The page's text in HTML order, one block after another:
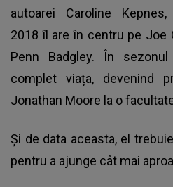
autoarei Caroline
2018 îl are în centru pe Joe
Penn Badgley. În
complet viața, devenind
Jonathan Moore la o
Și de data aceasta, el
pentru a ajunge cât mai